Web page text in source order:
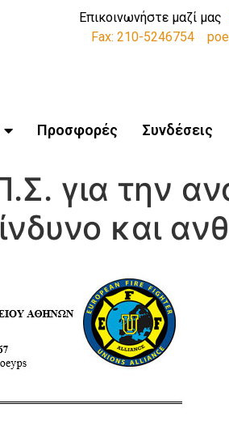
Επικοινωνήστε μαζί μας
Fax: 210-5246754
Προσφορές Συνδέσεις
για την
και